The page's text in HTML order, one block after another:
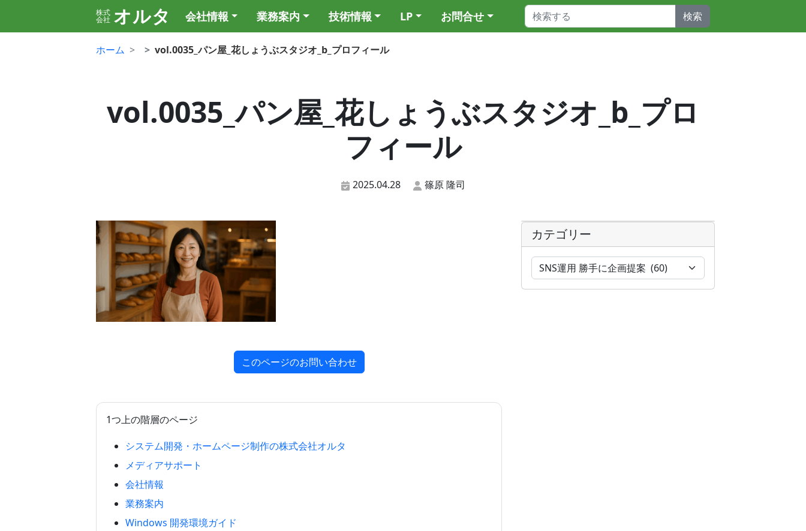
株式
会社 オルタ 会社情報 業務案内 技術情報 LP お問合せ 検索
ホーム vol.0035_パン屋_花しょうぶスタジオ_b_プロフィール
vol.0035_パン屋_花しょうぶスタジオ_b_プロ
フィール
2025.04.28 篠原 隆司
このページのお問い合わせ
1つ上の階層のページ
システム開発・ホームページ制作の株式会社オルタ
メディアサポート
会社情報
業務案内
Windows 開発環境ガイド
カテゴリー